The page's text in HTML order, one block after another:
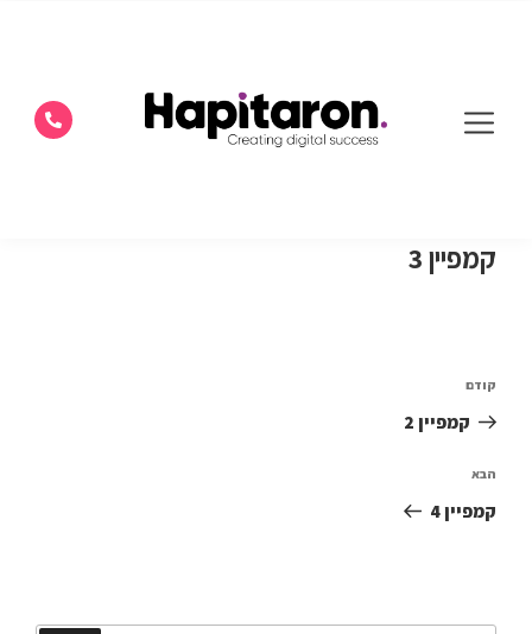
קמפיין 3
קודם
קמפיין 2
הבא
קמפיין 4